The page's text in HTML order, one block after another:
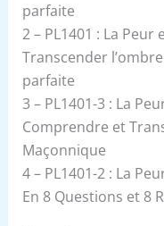
parfaite
2 – PL1401 : La Peur
Transcender
parfaite
3 – PL1401-3 : La
Comprendre et
Maçonnique
4 – PL1401-2 : La
En 8 Questions et 8